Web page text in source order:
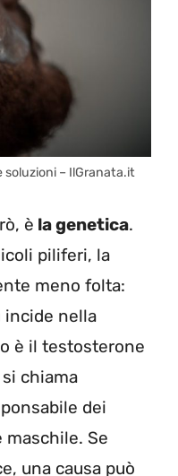
soluzioni – IlGranata.it
è la genetica.
piliferi, la
meno folta:
incide nella
è il testosterone
chiama
dei
Se
una causa può